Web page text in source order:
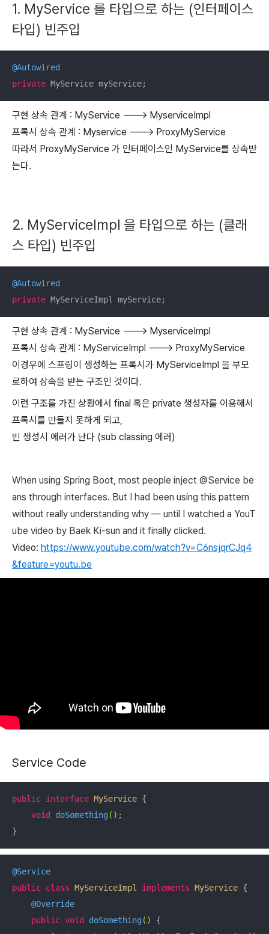
1. MyService 를 타입으로 하는 (인터페이스
타입) 빈주입
@Autowired
private MyService myService;
구현 상속 관계 : MyService ---> MyserviceImpl
프록시 상속 관계 : Myservice ---> ProxyMyService
따라서 ProxyMyService 가 인터페이스인 MyService를 상속받
는다.
2. MyServiceImpl 을 타입으로 하는 (클래
스 타입) 빈주입
@Autowired
private MyServiceImpl myService;
구현 상속 관계 : MyService ---> MyserviceImpl
프록시 상속 관계 : MyServiceImpl ---> ProxyMyService
이경우에 스프링이 생성하는 프록시가 MyServiceImpl 을 부모
로하여 상속을 받는 구조인 것이다.
이런 구조를 가진 상황에서 final 혹은 private 생성자를 이용해서
프록시를 만들지 못하게 되고,
빈 생성시 에러가 난다 (sub classing 에러)
When using Spring Boot, most people inject @Service be
ans through interfaces. But I had been using this pattern
without really understanding why — until I watched a YouT
ube video by Baek Ki-sun and it finally clicked.
Video: https://www.youtube.com/watch?v=C6nsjqrCJq4
&feature=youtu.be
Service Code
public interface MyService {
void
doSomething () ;
}
@Service
public class MyServiceImpl implements MyService {
@Override
public void doSomething ()
{